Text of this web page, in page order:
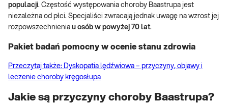
populacji. Częstość występowania choroby Baastrupa jest
niezależna od płci. Specjaliści zwracają jednak uwagę na wzrost jej
rozpowszechnienia u osób w powyżej 70 lat.
Pakiet badań pomocny w ocenie stanu zdrowia
Przeczytaj także: Dyskopatia lędźwiowa – przyczyny, objawy i
leczenie choroby kręgosłupa
Jakie są przyczyny choroby Baastrupa?